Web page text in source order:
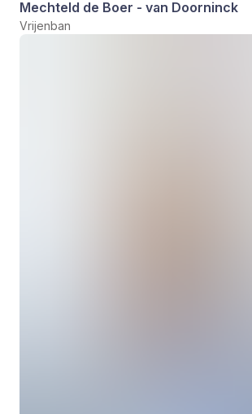
Mechteld de Boer - van Doorninck
Vrijenban